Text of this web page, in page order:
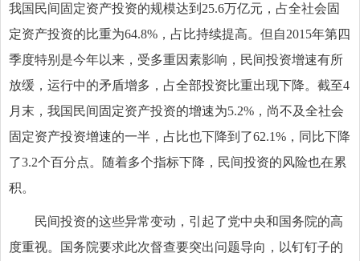
我国民间固定资产投资的规模达到25.6万亿元，占全社会固
定资产投资的比重为64.8%，占比持续提高。但自2015年第四
季度特别是今年以来，受多重因素影响，民间投资增速有所
放缓，运行中的矛盾增多，占全部投资比重出现下降。截至4
月末，我国民间固定资产投资的增速为5.2%，尚不及全社会
固定资产投资增速的一半，占比也下降到了62.1%，同比下降
了3.2个百分点。随着多个指标下降，民间投资的风险也在累
积。
民间投资的这些异常变动，引起了党中央和国务院的高
度重视。国务院要求此次督查要突出问题导向，以钉钉子的